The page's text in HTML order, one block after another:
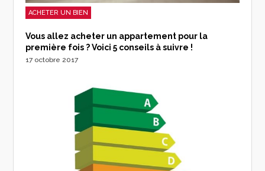
ACHETER UN BIEN
Vous allez acheter un appartement pour la
première fois ? Voici 5 conseils à suivre !
17 octobre 2017